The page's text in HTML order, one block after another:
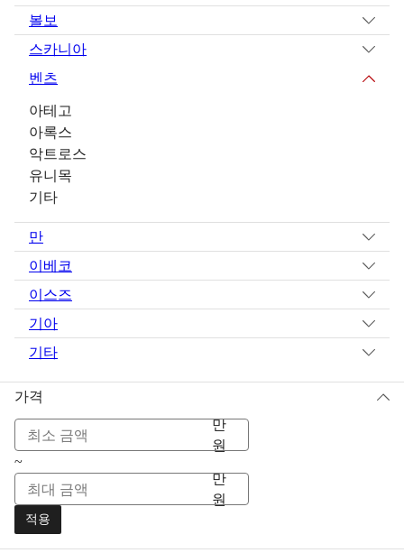
볼보
스카니아
벤츠
아테고
아록스
악트로스
유니목
기타
만
이베코
이스즈
기아
기타
가격
만
원
~
만
원
적용